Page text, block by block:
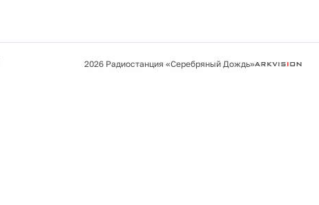
2026 Радиостанция «Серебряный Дождь»